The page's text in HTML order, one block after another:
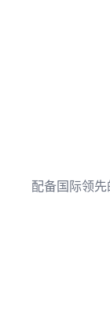
配备国际领